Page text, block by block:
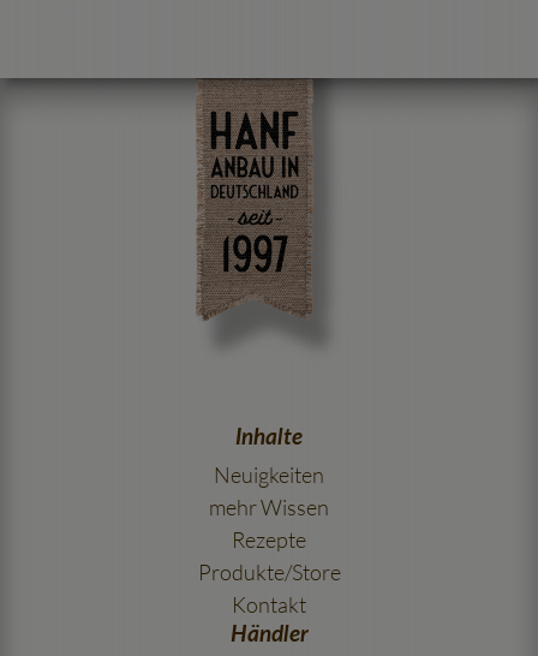
Inhalte
Neuigkeiten
mehr Wissen
Rezepte
Produkte/Store
Kontakt
Händler